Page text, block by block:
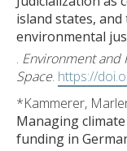
island states,
environmental
. Environment and
Space. https://
*Kammerer,
Managing
funding in